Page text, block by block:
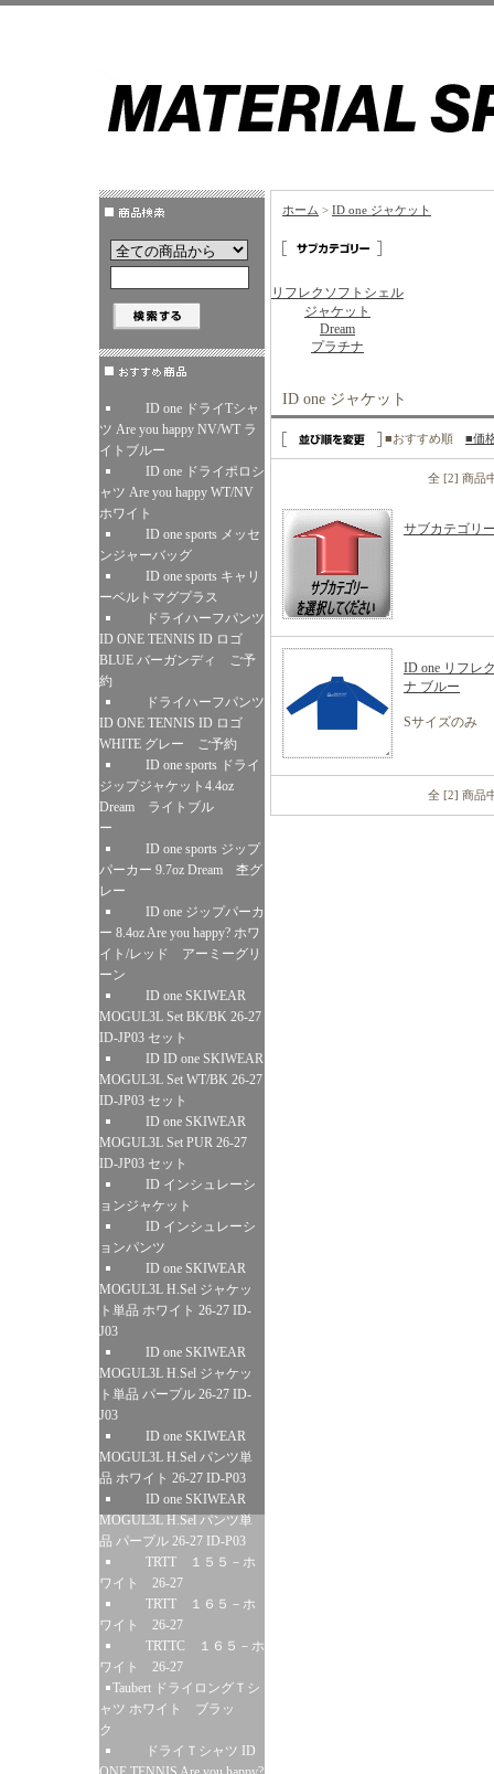
ID one ドライTシャ
ツ Are you happy NV/WT ラ
イトブルー
ID one ドライポロシ
ャツ Are you happy WT/NV
ホワイト
ID one sports メッセ
ンジャーバッグ
ID one sports キャリ
ーベルトマグプラス
ドライハーフパンツ
ID ONE TENNIS ID ロゴ
BLUE バーガンディ ご予
約
ドライハーフパンツ
ID ONE TENNIS ID ロゴ
WHITE グレー ご予約
ID one sports ドライ
ジップジャケット4.4oz
Dream ライトブル
ー
ID one sports ジップ
パーカー 9.7oz Dream 杢グ
レー
ID one ジップパーカ
ー 8.4oz Are you happy? ホワ
イト/レッド アーミーグリ
ーン
ID one SKIWEAR
MOGUL3L Set BK/BK 26-27
ID-JP03 セット
ID ID one SKIWEAR
MOGUL3L Set WT/BK 26-27
ID-JP03 セット
ID one SKIWEAR
MOGUL3L Set PUR 26-27
ID-JP03 セット
ID インシュレーシ
ョンジャケット
ID インシュレーシ
ョンパンツ
ID one SKIWEAR
MOGUL3L H.Sel ジャケッ
ト単品 ホワイト 26-27 ID-
J03
ID one SKIWEAR
MOGUL3L H.Sel ジャケッ
ト単品 パープル 26-27 ID-
J03
ID one SKIWEAR
MOGUL3L H.Sel パンツ単
品 ホワイト 26-27 ID-P03
ID one SKIWEAR
MOGUL3L H.Sel パンツ単
品 パープル 26-27 ID-P03
TRTT １５５－ホ
ワイト 26-27
TRTT １６５－ホ
ワイト 26-27
TRTTC １６５－ホ
ワイト 26-27
Taubert ドライロングＴシ
ャツ ホワイト ブラッ
ク
ドライＴシャツ ID
ホーム > ID one ジャケット
リフレクソフトシェル
ジャケット
Dream
プラチナ
ID one ジャケット
■おすすめ順 ■価
全 [2] 商品
サブカテゴリ
ID one リフレ
ナ ブルー
Sサイズのみ
全 [2] 商品